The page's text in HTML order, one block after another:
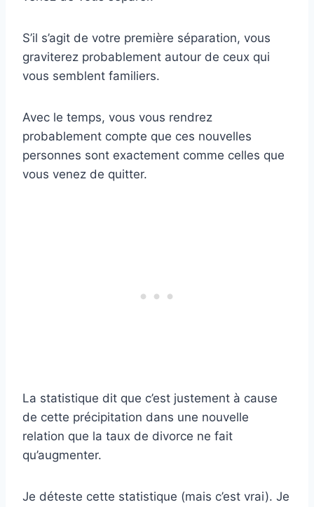
S’il s’agit de votre première séparation, vous
graviterez probablement autour de ceux qui
vous semblent familiers.
Avec le temps, vous vous rendrez
probablement compte que ces nouvelles
personnes sont exactement comme celles que
vous venez de quitter.
La statistique dit que c’est justement à cause
de cette précipitation dans une nouvelle
relation que la taux de divorce ne fait
qu’augmenter.
Je déteste cette statistique (mais c’est vrai). Je